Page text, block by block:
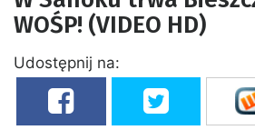
WOŚP! (VIDEO HD)
Udostępnij na: